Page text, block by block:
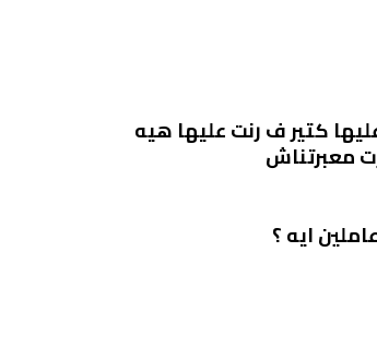
كتير ف رنت عليها هيه
معبرتناش
ايه ؟